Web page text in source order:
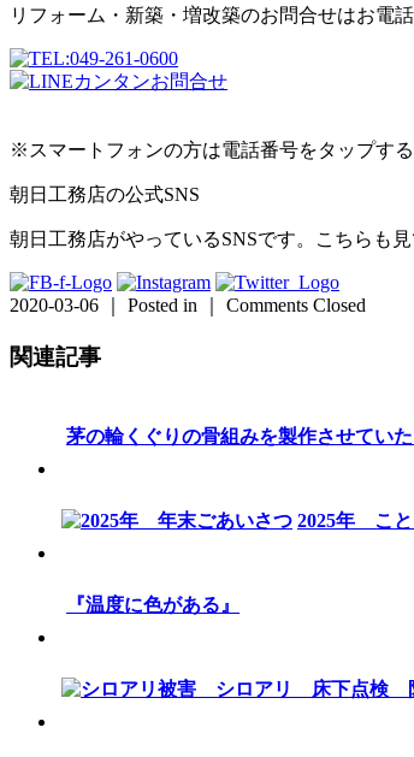
リフォーム・新築・増改築のお問合せはお電
※スマートフォンの方は電話番号をタップす
朝日工務店の公式SNS
朝日工務店がやっているSNSです。こちらも見
2020-03-06 ｜ Posted in ｜ Comments Closed
関連記事
茅の輪くぐりの骨組みを製作させていた
2025年 こと
『温度に色がある』